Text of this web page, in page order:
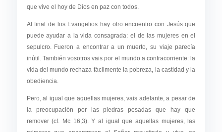
que vive el hoy de Dios en paz con todos.
Al final de los Evangelios hay otro encuentro con Jesús que
puede ayudar a la vida consagrada: el de las mujeres en el
sepulcro. Fueron a encontrar a un muerto, su viaje parecía
inútil. También vosotros vais por el mundo a contracorriente: la
vida del mundo rechaza fácilmente la pobreza, la castidad y la
obediencia.
Pero, al igual que aquellas mujeres, vais adelante, a pesar de
la preocupación por las piedras pesadas que hay que
remover (cf. Mc 16,3). Y al igual que aquellas mujeres, las